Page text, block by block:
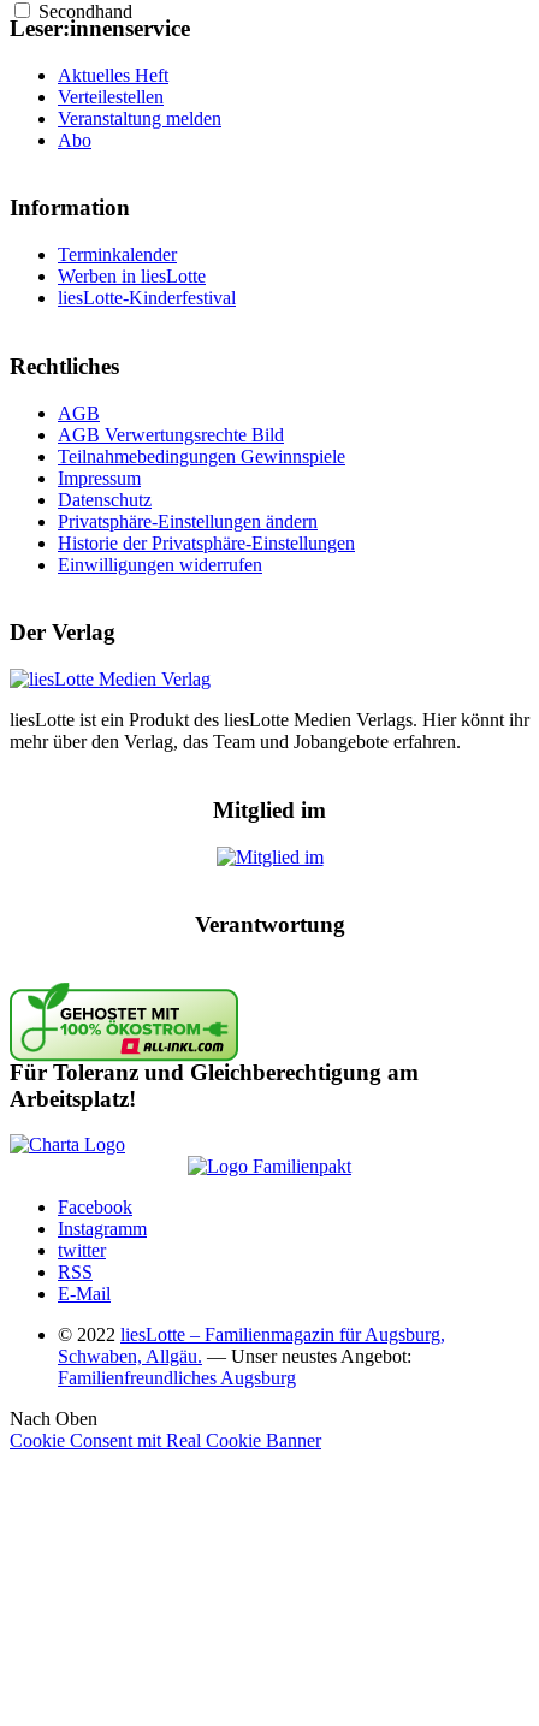
Secondhand
Leser:innenservice
Aktuelles Heft
Verteilestellen
Veranstaltung melden
Abo
Information
Terminkalender
Werben in liesLotte
liesLotte-Kinderfestival
Rechtliches
AGB
AGB Verwertungsrechte Bild
Teilnahmebedingungen Gewinnspiele
Impressum
Datenschutz
Privatsphäre-Einstellungen ändern
Historie der Privatsphäre-Einstellungen
Einwilligungen widerrufen
Der Verlag
liesLotte ist ein Produkt des liesLotte Medien Verlags. Hier könnt ihr
mehr über den Verlag, das Team und Jobangebote erfahren.
Mitglied im
Verantwortung
Für Toleranz und Gleichberechtigung am
Arbeitsplatz!
Facebook
Instagramm
twitter
RSS
E-Mail
© 2022 liesLotte – Familienmagazin für Augsburg,
Schwaben, Allgäu. — Unser neustes Angebot:
Familienfreundliches Augsburg
Nach Oben
Cookie Consent mit Real Cookie Banner